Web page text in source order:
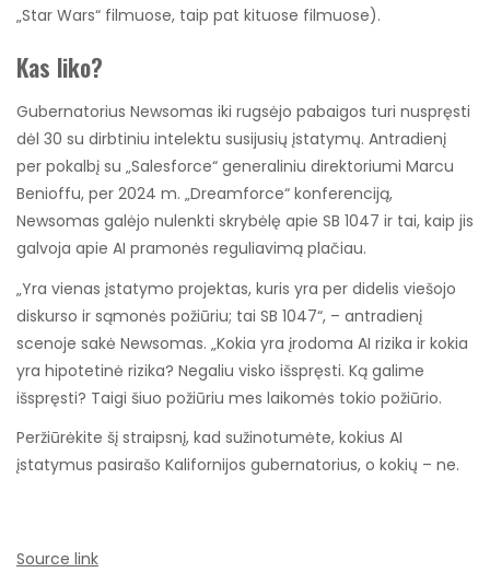
„Star Wars“ filmuose, taip pat kituose filmuose).
Kas liko?
Gubernatorius Newsomas iki rugsėjo pabaigos turi nuspręsti
dėl 30 su dirbtiniu intelektu susijusių įstatymų. Antradienį
per pokalbį su „Salesforce“ generaliniu direktoriumi Marcu
Benioffu, per 2024 m. „Dreamforce“ konferenciją,
Newsomas galėjo nulenkti skrybėlę apie SB 1047 ir tai, kaip jis
galvoja apie AI pramonės reguliavimą plačiau.
„Yra vienas įstatymo projektas, kuris yra per didelis viešojo
diskurso ir sąmonės požiūriu; tai SB 1047“, – antradienį
scenoje sakė Newsomas. „Kokia yra įrodoma AI rizika ir kokia
yra hipotetinė rizika? Negaliu visko išspręsti. Ką galime
išspręsti? Taigi šiuo požiūriu mes laikomės tokio požiūrio.
Peržiūrėkite šį straipsnį, kad sužinotumėte, kokius AI
įstatymus pasirašo Kalifornijos gubernatorius, o kokių – ne.
Source link